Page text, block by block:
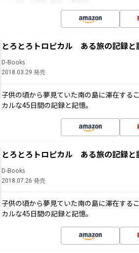
とろとろトロピカル ある旅の記録
D-Books
2018.03.29 発売
子供の頃から夢見ていた南の島に滞在する
カルな45日間の記録と記憶。
とろとろトロピカル ある旅の記録
D-Books
2018.07.26 発売
子供の頃から夢見ていた南の島に滞在する
カルな45日間の記録と記憶。